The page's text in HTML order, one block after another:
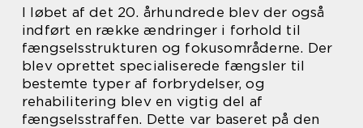
I løbet af det 20. århundrede blev der også
indført en række ændringer i forhold til
fængselsstrukturen og fokusområderne. Der
blev oprettet specialiserede fængsler til
bestemte typer af forbrydelser, og
rehabilitering blev en vigtig del af
fængselsstraffen. Dette var baseret på den